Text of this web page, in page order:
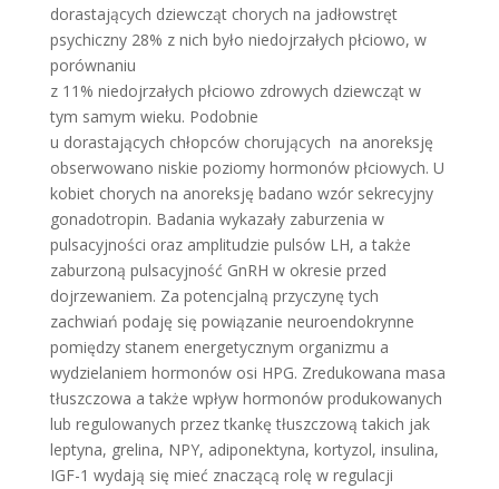
dorastających dziewcząt chorych na jadłowstręt
psychiczny 28% z nich było niedojrzałych płciowo, w
porównaniu
z 11% niedojrzałych płciowo zdrowych dziewcząt w
tym samym wieku. Podobnie
u dorastających chłopców chorujących na anoreksję
obserwowano niskie poziomy hormonów płciowych. U
kobiet chorych na anoreksję badano wzór sekrecyjny
gonadotropin. Badania wykazały zaburzenia w
pulsacyjności oraz amplitudzie pulsów LH, a także
zaburzoną pulsacyjność GnRH w okresie przed
dojrzewaniem. Za potencjalną przyczynę tych
zachwiań podaję się powiązanie neuroendokrynne
pomiędzy stanem energetycznym organizmu a
wydzielaniem hormonów osi HPG. Zredukowana masa
tłuszczowa a także wpływ hormonów produkowanych
lub regulowanych przez tkankę tłuszczową takich jak
leptyna, grelina, NPY, adiponektyna, kortyzol, insulina,
IGF-1 wydają się mieć znaczącą rolę w regulacji